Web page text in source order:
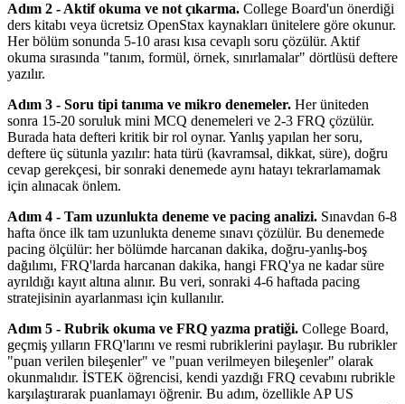
Adım 2 - Aktif okuma ve not çıkarma. College Board'un önerdiği
ders kitabı veya ücretsiz OpenStax kaynakları ünitelere göre okunur.
Her bölüm sonunda 5-10 arası kısa cevaplı soru çözülür. Aktif
okuma sırasında "tanım, formül, örnek, sınırlamalar" dörtlüsü deftere
yazılır.
Adım 3 - Soru tipi tanıma ve mikro denemeler. Her üniteden
sonra 15-20 soruluk mini MCQ denemeleri ve 2-3 FRQ çözülür.
Burada hata defteri kritik bir rol oynar. Yanlış yapılan her soru,
deftere üç sütunla yazılır: hata türü (kavramsal, dikkat, süre), doğru
cevap gerekçesi, bir sonraki denemede aynı hatayı tekrarlamamak
için alınacak önlem.
Adım 4 - Tam uzunlukta deneme ve pacing analizi. Sınavdan 6-8
hafta önce ilk tam uzunlukta deneme sınavı çözülür. Bu denemede
pacing ölçülür: her bölümde harcanan dakika, doğru-yanlış-boş
dağılımı, FRQ'larda harcanan dakika, hangi FRQ'ya ne kadar süre
ayrıldığı kayıt altına alınır. Bu veri, sonraki 4-6 haftada pacing
stratejisinin ayarlanması için kullanılır.
Adım 5 - Rubrik okuma ve FRQ yazma pratiği. College Board,
geçmiş yılların FRQ'larını ve resmi rubriklerini paylaşır. Bu rubrikler
"puan verilen bileşenler" ve "puan verilmeyen bileşenler" olarak
okunmalıdır. İSTEK öğrencisi, kendi yazdığı FRQ cevabını rubrikle
karşılaştırarak puanlamayı öğrenir. Bu adım, özellikle AP US